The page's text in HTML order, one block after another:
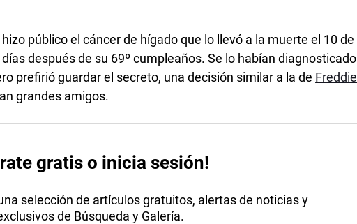
público el cáncer de hígado que lo llevó a la muerte el 10 de
después de su 69º cumpleaños. Se lo habían diagnosticado
prefirió guardar el secreto, una decisión similar a la de Freddie
grandes amigos.
gratis o inicia sesión!
selección de artículos gratuitos, alertas de noticias y
de Búsqueda y Galería.